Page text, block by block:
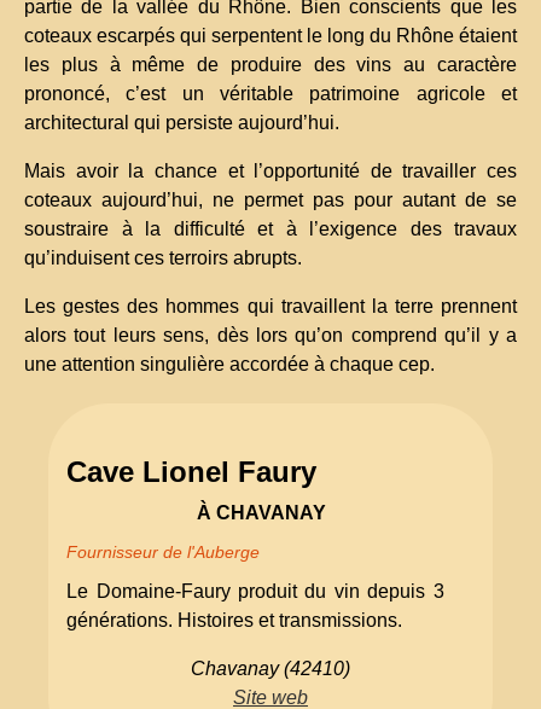
partie de la vallée du Rhône. Bien conscients que les
coteaux escarpés qui serpentent le long du Rhône étaient
les plus à même de produire des vins au caractère
prononcé, c’est un véritable patrimoine agricole et
architectural qui persiste aujourd’hui.
Mais avoir la chance et l’opportunité de travailler ces
coteaux aujourd’hui, ne permet pas pour autant de se
soustraire à la difficulté et à l’exigence des travaux
qu’induisent ces terroirs abrupts.
Les gestes des hommes qui travaillent la terre prennent
alors tout leurs sens, dès lors qu’on comprend qu’il y a
une attention singulière accordée à chaque cep.
Cave Lionel Faury
À CHAVANAY
Fournisseur de l'Auberge
Le Domaine-Faury produit du vin depuis 3
générations. Histoires et transmissions.
Chavanay (42410)
Site web